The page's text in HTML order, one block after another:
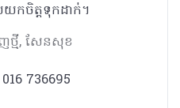
កចិត្តទុកដាក់។
េញថ្មី, សែនសុខ
736695